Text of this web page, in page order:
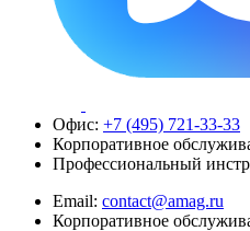
Офис: +7 (495) 721-33-33
Корпоративное
Профессиональный
Email: contact@amag.ru
Корпоративное